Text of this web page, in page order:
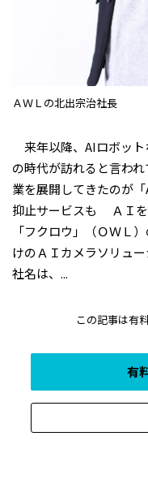
ＡＷＬの北出宗治社長
来年以降、AIロボット
の時代が訪れると言わ
業を展開してきたのが
抑止サービスも ＡＩを
「フクロウ」（ＯＷＬ
けのＡＩカメラソリュ
社名は、...
この記事は有
有